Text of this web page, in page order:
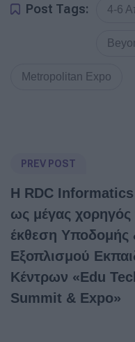
Post Tags: 4-6
Metropolitan Expo
PREV POST
Η RDC Informatics
ως μέγας χορηγός
έκθεση Υποδομής
Εξοπλισμού
Κέντρων «Edu
Summit & Expo»